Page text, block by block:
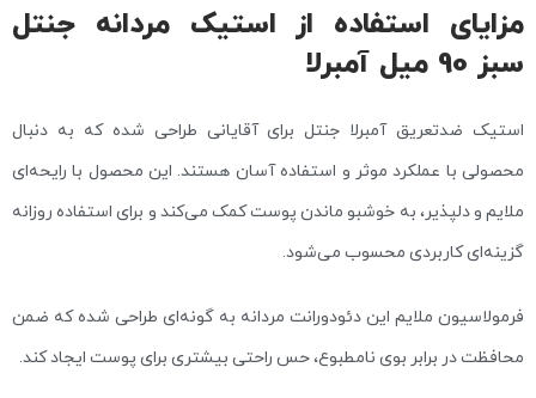
مزایای استفاده از استیک مردانه جنتل
سبز 90 میل آمبرلا
استیک ضدتعریق آمبرلا جنتل برای آقایانی طراحی شده که به دنبال
محصولی با عملکرد موثر و استفاده آسان هستند. این محصول با رایحه‌ای
ملایم و دلپذیر، به خوشبو ماندن پوست کمک می‌کند و برای استفاده روزانه
گزینه‌ای کاربردی محسوب می‌شود.
فرمولاسیون ملایم این دئودورانت مردانه به گونه‌ای طراحی شده که ضمن
محافظت در برابر بوی نامطبوع، حس راحتی بیشتری برای پوست ایجاد کند.